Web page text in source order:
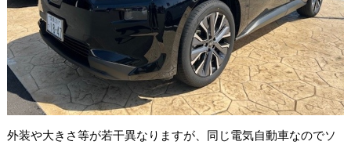
外装や大きさ等が若干異なりますが、同じ電気自動車なのでソ